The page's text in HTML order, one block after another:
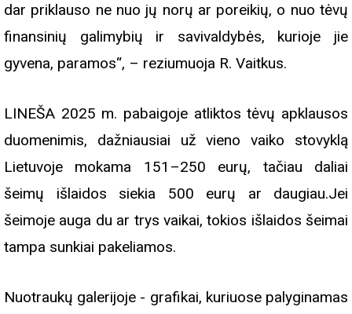
dar priklauso ne nuo jų norų ar poreikių, o nuo tėvų
finansinių galimybių ir savivaldybės, kurioje jie
gyvena, paramos“, – reziumuoja R. Vaitkus.
LINEŠA 2025 m. pabaigoje atliktos tėvų apklausos
duomenimis, dažniausiai už vieno vaiko stovyklą
Lietuvoje mokama 151–250 eurų, tačiau daliai
šeimų išlaidos siekia 500 eurų ar daugiau.Jei
šeimoje auga du ar trys vaikai, tokios išlaidos šeimai
tampa sunkiai pakeliamos.
Nuotraukų galerijoje - grafikai, kuriuose palyginamas